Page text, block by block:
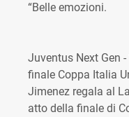
“Belle emozioni.
Juventus Next Gen -
finale Coppa Italia
Jimenez regala al
atto della finale di